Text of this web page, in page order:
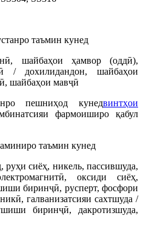
таъмин кунед
шайбаҳои ҳамвор (оддӣ),
/ дохилидандон, шайбаҳои
шайбаҳои мавҷӣ
пешниҳод кунедвинтҳои
фармоиширо қабул
таъмин кунед
сиёҳ, никель, пассившуда,
оксиди сиёҳ,
биринҷӣ, русперт, фосфори
галванизатсияи сахтшуда /
биринҷӣ, дакротизшуда,